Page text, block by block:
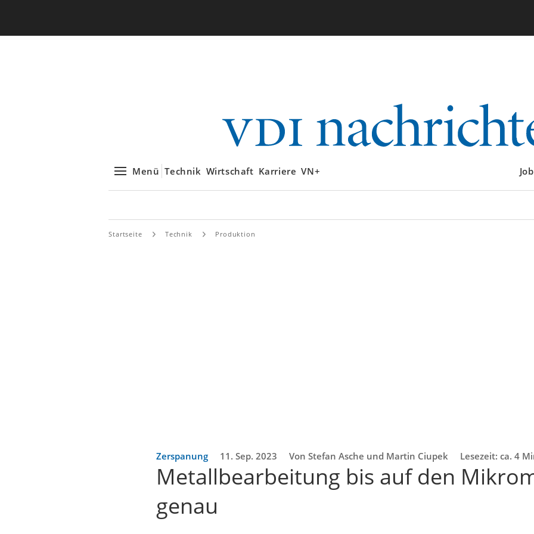
Menü Technik Wirtschaft Karriere VN+
Startseite Technik Produktion
Zerspanung 11. Sep. 2023 Von Stefan Asche und Martin Ciupek Lesezeit: ca. 4
Metallbearbeitung bis auf den
genau